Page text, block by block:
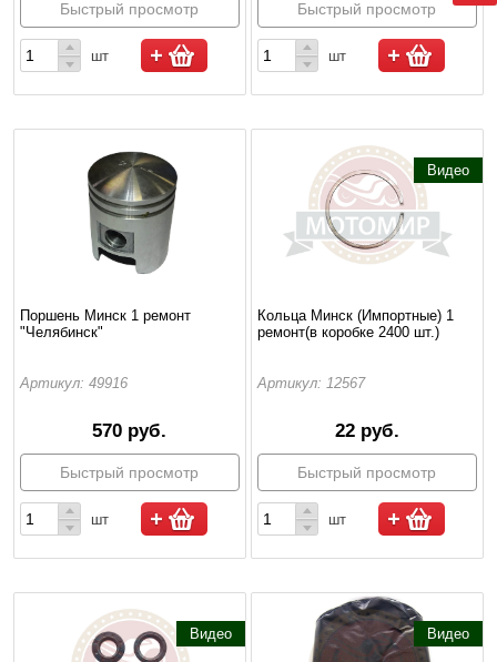
Быстрый просмотр
шт
Быстрый просмотр
шт
Поршень Минск 1 ремонт
"Челябинск"
Артикул: 49916
570 руб.
Быстрый просмотр
шт
Видео
Кольца Минск (Импортные) 1
ремонт(в коробке 2400 шт.)
Артикул: 12567
22 руб.
Быстрый просмотр
шт
Видео Видео